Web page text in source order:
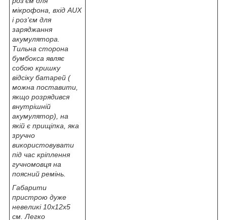
мікрофона, вхід AUX
і роз'єм для
заряджання
акумулятора.
Тильна сторона
бумбокса являє
собою кришку
відсіку батарей (
можна поставити,
якщо розрядився
внутрішній
акумулятор), на
якій є прищіпка, яка
зручно
використовувати
під час кріплення
гучномовця на
поясний ремінь.
Габарити
пристрою дуже
невеликі 10х12х5
см. Легко